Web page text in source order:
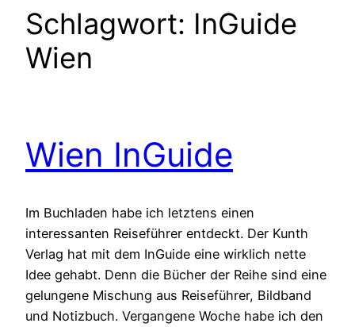
Schlagwort: InGuide
Wien
Wien InGuide
Im Buchladen habe ich letztens einen
interessanten Reiseführer entdeckt. Der Kunth
Verlag hat mit dem InGuide eine wirklich nette
Idee gehabt. Denn die Bücher der Reihe sind eine
gelungene Mischung aus Reiseführer, Bildband
und Notizbuch. Vergangene Woche habe ich den